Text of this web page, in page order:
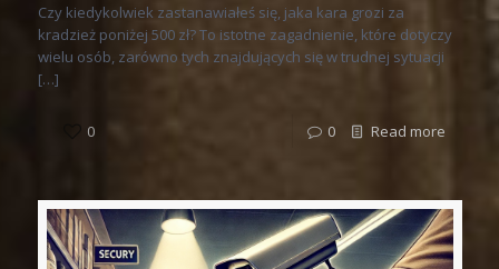
Czy kiedykolwiek zastanawiałeś się, jaka kara grozi za
kradzież poniżej 500 zł? To istotne zagadnienie, które dotyczy
wielu osób, zarówno tych znajdujących się w trudnej sytuacji
[…]
0 0 Read more